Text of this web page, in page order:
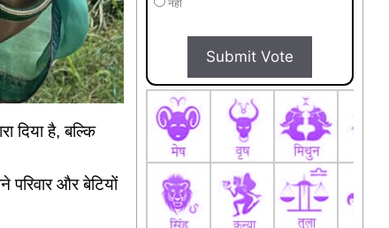
दिया है, बल्कि
और बेटियों
नहीं
Submit Vote